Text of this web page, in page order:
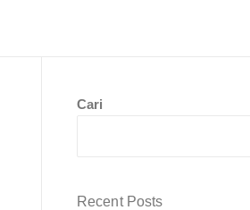
Cari
Recent Posts